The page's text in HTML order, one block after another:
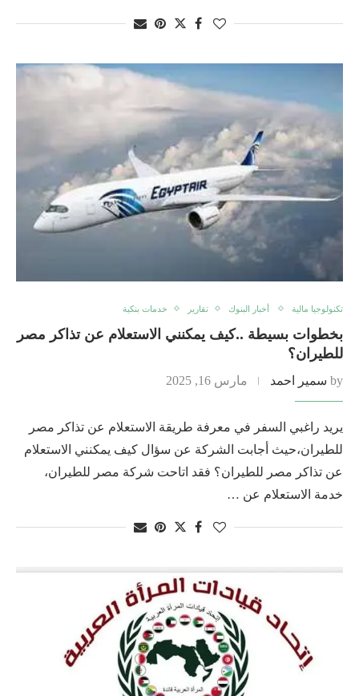
تكنولوجيا مالية أخبار البنوك تقارير خدمات بنكية
بخطوات بسيطة ..كيف يمكنني الاستعلام عن تذاكر مصر
للطيران؟
by سمير احمد مارس 16, 2025
يريد راغبي السفر في معرفة طريقة الاستعلام عن تذاكر مصر
للطيران،حيث أجابت الشركة عن سؤال كيف يمكنني الاستعلام
عن تذاكر مصر للطيران؟ فقد اتاحت شركة مصر للطيران،
خدمة الاستعلام عن …